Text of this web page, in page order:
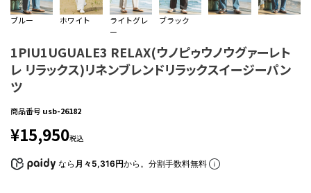
ブルー ホワイト
ライトグレ
ー
ブラック
1PIU1UGUALE3 RELAX(ウノピゥウノウグァーレト
レ リラックス)リネンブレンドリラックスイージーパン
ツ
商品番号 usb-26182
¥15,950税込
なら 月々5,316円から。分割手数料無料